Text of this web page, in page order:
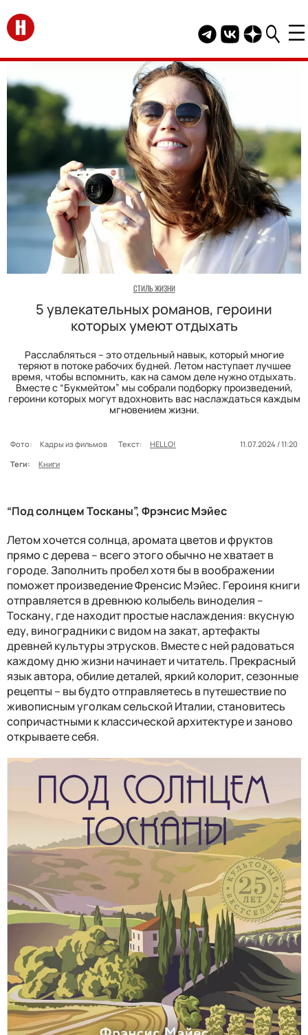
Перейти на главную
Telegram канал
Группа HELLO
Канал
СТИЛЬ ЖИЗНИ
5 увлекательных романов, героини
которых умеют отдыхать
Расслабляться – это отдельный навык, который многие
теряют в потоке рабочих будней. Летом наступает лучшее
время, чтобы вспомнить, как на самом деле нужно отдыхать.
Вместе с “Букмейтом” мы собрали подборку произведений,
героини которых могут вдохновить вас наслаждаться каждым
мгновением жизни.
Фото: Кадры из фильмов Текст: HELLO!
11.07.2024 / 11:20
Теги:
Книги
“Под солнцем Тосканы”, Фрэнсис Мэйес
Летом хочется солнца, аромата цветов и фруктов
прямо с дерева – всего этого обычно не хватает в
городе. Заполнить пробел хотя бы в воображении
поможет произведение Френсис Мэйес. Героиня книги
отправляется в древнюю колыбель виноделия –
Тоскану, где находит простые наслаждения: вкусную
еду, виноградники с видом на закат, артефакты
древней культуры этрусков. Вместе с ней радоваться
каждому дню жизни начинает и читатель. Прекрасный
язык автора, обилие деталей, яркий колорит, сезонные
рецепты – вы будто отправляетесь в путешествие по
живописным уголкам сельской Италии, становитесь
сопричастными к классической архитектуре и заново
открываете себя.